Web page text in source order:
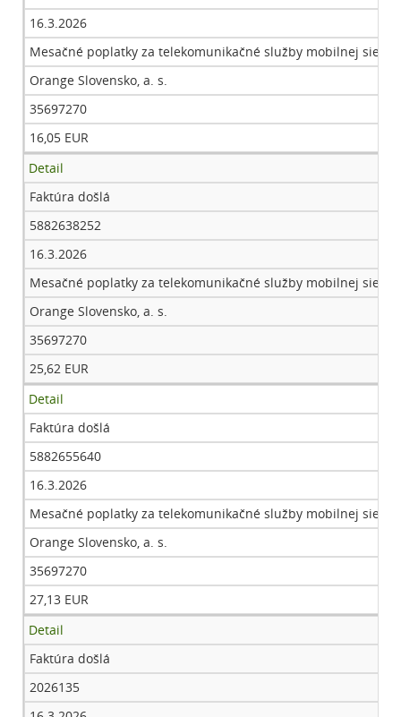
16.3.2026
Mesačné poplatky za telekomunikačné služby mobilnej siete
Orange Slovensko, a. s.
35697270
16,05 EUR
Detail
Faktúra došlá
5882638252
16.3.2026
Mesačné poplatky za telekomunikačné služby mobilnej siete
Orange Slovensko, a. s.
35697270
25,62 EUR
Detail
Faktúra došlá
5882655640
16.3.2026
Mesačné poplatky za telekomunikačné služby mobilnej siete
Orange Slovensko, a. s.
35697270
27,13 EUR
Detail
Faktúra došlá
2026135